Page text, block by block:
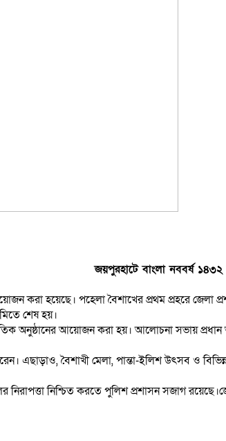
জয়পুরহাটে বাংলা নববর্ষ
করা হয়েছে। পহেলা বৈশাখের প্রথম প্রহরে জেলা
শেষ হয়।
অনুষ্ঠানের আয়োজন করা হয়। আলোচনা সভায়
এছাড়াও, বৈশাখী মেলা, পান্তা-ইলিশ উৎসব ও
নিশ্চিত করতে পুলিশ প্রশাসন সজাগ